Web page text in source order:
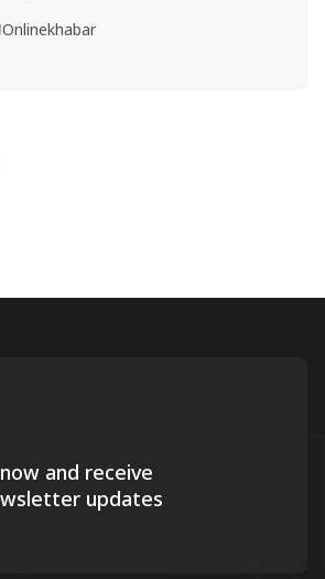
Onlinekhabar
and receive
updates